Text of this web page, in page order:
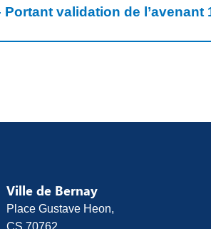
Portant validation de l’avenant
Ville de Bernay
Place Gustave Heon,
CS 70762